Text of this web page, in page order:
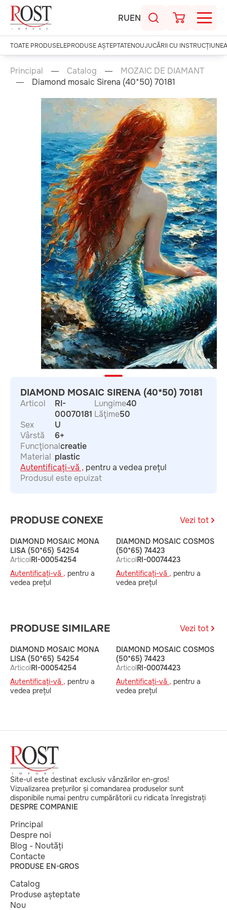
RUEN
TOATE PRODUSELEPRODUSE AȘTEPTATENOUJUCĂRII CU
Principal Catalog
MOZAIC DE DIAMANT
Diamond mosaic Sirena (40*50) 70181
DIAMOND MOSAIC SIRENA (40*50) 70181
Articol
RI-
00070181
Sex
U
Vârstă
6+
Funcţionalcreatie
Material plastic
Lungime40
Lăţime50
Autentificați-vă , pentru a vedea prețul
Produsul este epuizat
PRODUSE CONEXE Vezi tot
DIAMOND MOSAIC MONA
LISA (50*65) 54254
ArticolRI-00054254
Autentificați-vă , pentru a
vedea prețul
DIAMOND MOSAIC COSMOS
(50*65) 74423
ArticolRI-00074423
Autentificați-vă , pentru a
vedea prețul
PRODUSE SIMILARE Vezi tot
DIAMOND MOSAIC MONA
LISA (50*65) 54254
ArticolRI-00054254
Autentificați-vă , pentru a
vedea prețul
DIAMOND MOSAIC COSMOS
(50*65) 74423
ArticolRI-00074423
Autentificați-vă , pentru a
vedea prețul
Site-ul este destinat exclusiv vânzărilor en-gros!
Vizualizarea prețurilor și comandarea produselor sunt
disponibile numai pentru cumpărătorii cu ridicata înregistrați
DESPRE COMPANIE
Principal
Despre noi
Blog - Noutăți
Contacte
PRODUSE EN-GROS
Catalog
Produse așteptate
Nou